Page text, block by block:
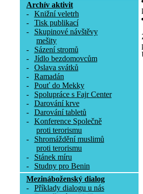
Archív aktivit
-
Knižní veletrh
-
Tisk publikací
-
Skupinové návštěvy
mešity
-
Sázení stromů
-
Jídlo bezdomovcům
-
Oslava svátků
-
Ramadán
-
Pouť do Mekky
-
Spolupráce s Fajr Center
-
Darování krve
-
Darování tabletů
-
Konference Společně
proti terorismu
-
Shromáždění muslimů
proti terorismu
-
Stánek míru
-
Studny pro Benin
Mezináboženský dialog
-
Příklady dialogu u nás